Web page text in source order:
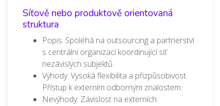
Síťově nebo produktově orientovaná
struktura
Popis: Spoléhá na outsourcing a partnerství
s centrální organizací koordinující síť
nezávislých subjektů.
Výhody: Vysoká flexibilita a přizpůsobivost.
Přístup k externím odborným znalostem.
Nevýhody: Závislost na externích